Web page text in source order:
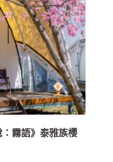
霧語》泰雅族櫻